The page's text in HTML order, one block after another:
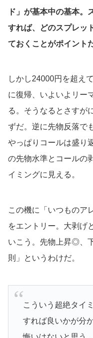
ド」が基本中の基本。
すれば、どのスプレッ
ておくことがポイントだ
しかし24000円を超え
に復帰、いよいよリー
る。そうなるとさすが
ずだ。逆に先物反落で
やっぱりコールは盛り
の先物水準とコールの
イミングに見える。
この機に「いつものア
をエントリー。大剥げ
いこう。先物上昇◎、
則」というわけだ。
こういう超絶タイ
すれば良いかが分